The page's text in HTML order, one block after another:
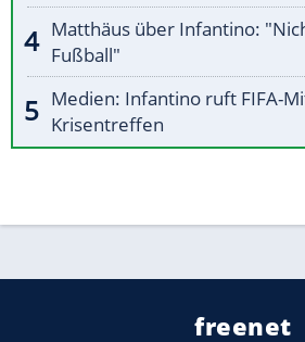
Matthäus über Infantino:
Fußball"
Medien: Infantino ruft FIFA-
Krisentreffen
freenet